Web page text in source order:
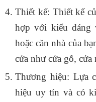
Thiết kế: Thiết kế
hợp với kiểu dáng
hoặc căn nhà của
cửa như cửa gỗ, cửa
Thương hiệu: Lựa
hiệu uy tín và có